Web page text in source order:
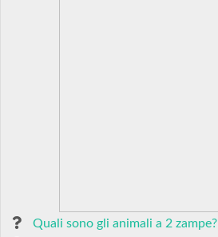
Quali sono gli animali a 2 zampe?